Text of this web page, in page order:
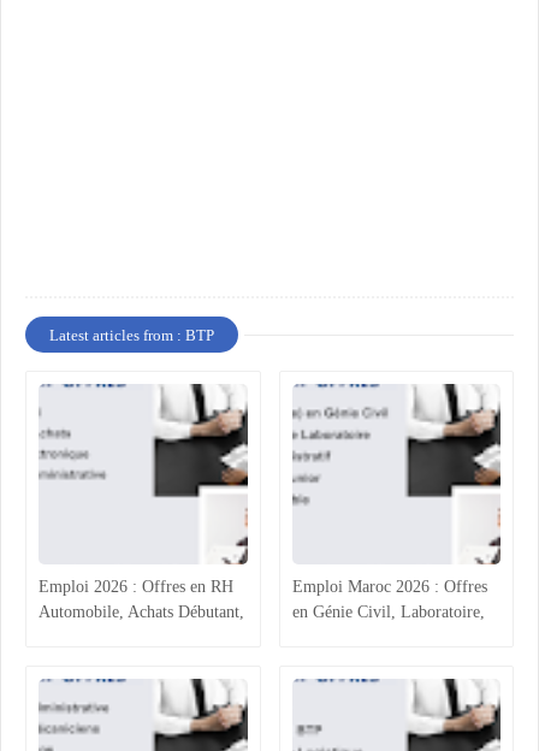
Latest articles from : BTP
Emploi 2026 : Offres en RH
Automobile, Achats Débutant,
Emploi Maroc 2026 : Offres
en Génie Civil, Laboratoire,